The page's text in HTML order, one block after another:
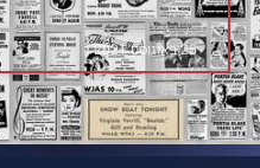
25 באוגוסט 2021